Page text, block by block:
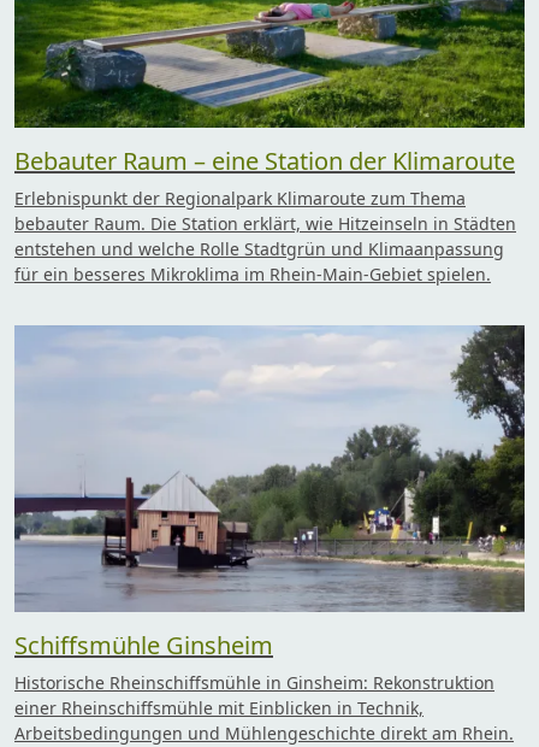
Bebauter Raum – eine Station der Klimaroute
Erlebnispunkt der Regionalpark Klimaroute zum Thema
bebauter Raum. Die Station erklärt, wie Hitzeinseln in Städten
entstehen und welche Rolle Stadtgrün und Klimaanpassung
für ein besseres Mikroklima im Rhein-Main-Gebiet spielen.
Schiffsmühle Ginsheim
Historische Rheinschiffsmühle in Ginsheim: Rekonstruktion
einer Rheinschiffsmühle mit Einblicken in Technik,
Arbeitsbedingungen und Mühlengeschichte direkt am Rhein.